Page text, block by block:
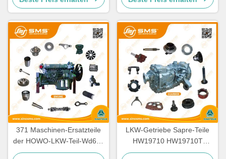
371 Maschinen-Ersatzteile
der HOWO-LKW-Teil-Wd615
336 Maschinen-Ersatzteile
LKW-Getriebe Sapre-Teile
HW19710 HW19710T
HW19712 Sinotruk Howo